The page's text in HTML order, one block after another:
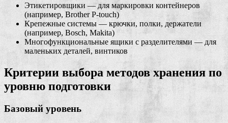
Этикетировщики — для маркировки контейнеров
(например, Brother P-touch)
Крепежные системы — крючки, полки, держатели
(например, Bosch, Makita)
Многофункциональные ящики с разделителями — для
маленьких деталей, винтиков
Критерии выбора методов хранения по
уровню подготовки
Базовый уровень